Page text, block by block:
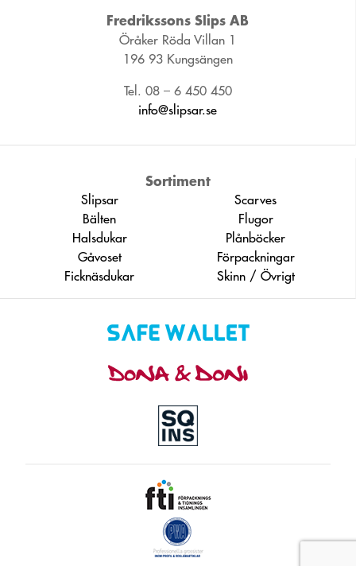
Fredrikssons Slips AB
Öråker Röda Villan 1
196 93 Kungsängen
Tel. 08 – 6 450 450
info@slipsar.se
Sortiment
Slipsar
Scarves
Bälten
Flugor
Halsdukar
Plånböcker
Gåvoset
Förpackningar
Ficknäsdukar
Skinn / Övrigt